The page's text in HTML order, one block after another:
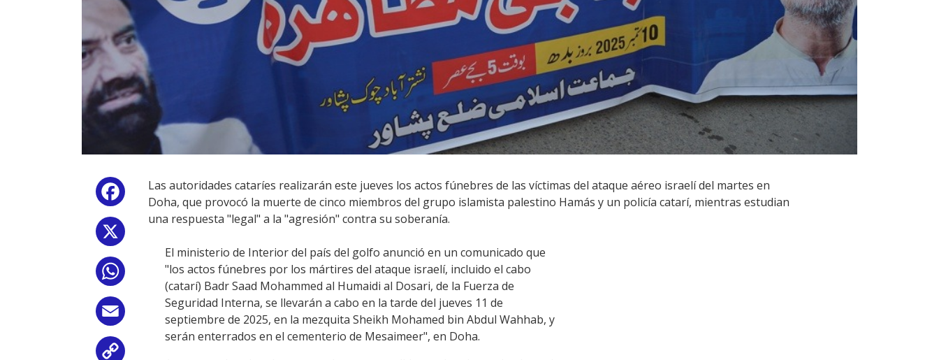
Facebook
WhatsApp
Las autoridades cataríes realizarán este jueves los actos fúnebres de las víctimas del ataque aéreo israelí del martes en
Doha, que provocó la muerte de cinco miembros del grupo islamista palestino Hamás y un policía catarí, mientras estudian
una respuesta "legal" a la "agresión" contra su soberanía.
El ministerio de Interior del país del golfo anunció en un comunicado que
"los actos fúnebres por los mártires del ataque israelí, incluido el cabo
(catarí) Badr Saad Mohammed al Humaidi al Dosari, de la Fuerza de
Seguridad Interna, se llevarán a cabo en la tarde del jueves 11 de
septiembre de 2025, en la mezquita Sheikh Mohamed bin Abdul Wahhab, y
serán enterrados en el cementerio de Mesaimeer", en Doha.